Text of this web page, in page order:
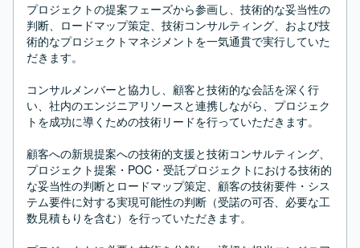
プロジェクトの提案フェーズから参画し、技術的な妥当性の
判断、ロードマップ策定、技術コンサルティング、および技
術的なプロジェクトマネジメントを一気通貫で実行していた
だきます。
コンサルメンバーと協力し、顧客と技術的な会話を深く行
い、社内のエンジニアリソースと連携しながら、プロジェク
トを成功に導くための技術リードを行っていただきます。
顧客への新規提案への技術的支援と技術コンサルティング、
プロジェクト提案・POC・受託プロジェクトにおける技術的
な妥当性の判断とロードマップ策定、顧客の技術要件・シス
テム要件に対する実現可能性の判断（受諾の可否、必要な工
数見積もりを含む）を行っていただきます。